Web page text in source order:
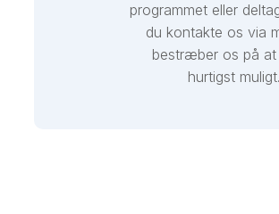
programmet eller
du kontakte os via
bestræber os på at
hurtigst muligt.